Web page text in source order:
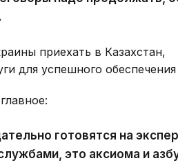
.
приехать в Казахстан,
для успешного обеспечения
готовятся на
это аксиома и